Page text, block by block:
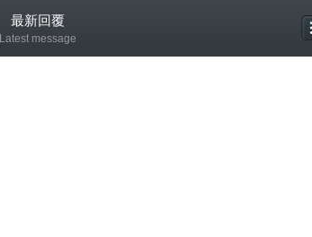
最新回覆
Latest message